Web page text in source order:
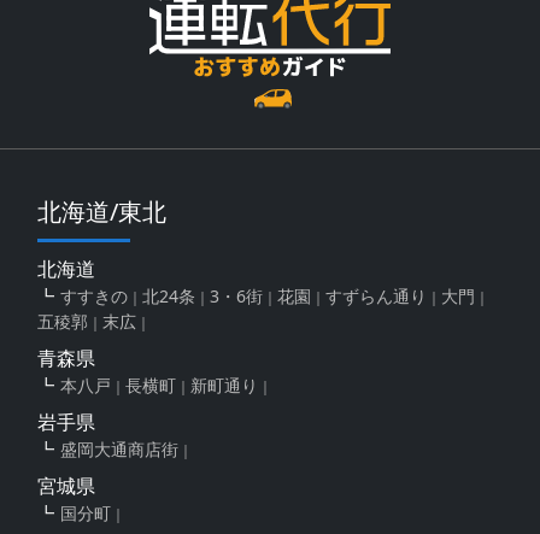
北海道/東北
北海道
すすきの 北24条 3・6街 花園 すずらん通り
大門
五稜郭
末広
青森県
本八戸 長横町 新町通り
岩手県
盛岡大通商店街
宮城県
国分町